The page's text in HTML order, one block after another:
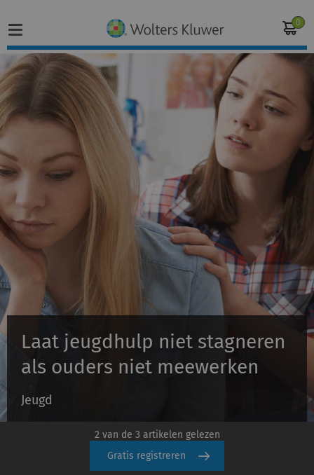
0
Actueel
Producten
Opleidingen
Inloggen op de kennisbank
Inloggen
Laat jeugdhulp niet stagneren
als ouders niet meewerken
Jeugd
2 van de 3 artikelen gelezen
Gratis registreren